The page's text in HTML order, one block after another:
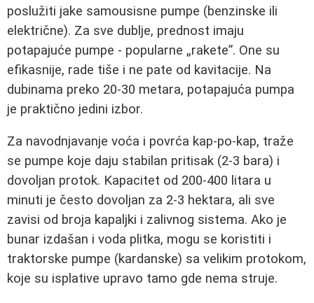
poslužiti jake samousisne pumpe (benzinske ili
električne). Za sve dublje, prednost imaju
potapajuće pumpe - popularne „rakete”. One su
efikasnije, rade tiše i ne pate od kavitacije. Na
dubinama preko 20-30 metara, potapajuća pumpa
je praktično jedini izbor.
Za navodnjavanje voća i povrća kap-po-kap, traže
se pumpe koje daju stabilan pritisak (2-3 bara) i
dovoljan protok. Kapacitet od 200-400 litara u
minuti je često dovoljan za 2-3 hektara, ali sve
zavisi od broja kapaljki i zalivnog sistema. Ako je
bunar izdašan i voda plitka, mogu se koristiti i
traktorske pumpe (kardanske) sa velikim protokom,
koje su isplative upravo tamo gde nema struje.